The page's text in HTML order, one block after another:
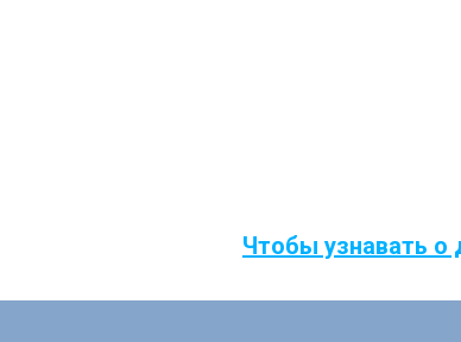
Чтобы узнавать о